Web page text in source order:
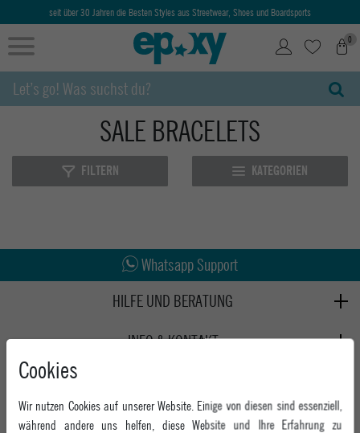
seit über 30 Jahren die Besten Styles aus Streetwear, Shoes und Boardsports
0
SALE BRACELETS
FILTERN KATEGORIEN
Whatsapp Support
HILFE UND BERATUNG
Gutscheine
Click & Collect
INFO & KONTAKT
Samstag: 10:00 - 17:00
Jobs
EPOXY STORES
Cookies
Wir nutzen Cookies auf unserer Website. Einige von diesen sind essenziell,
während andere uns helfen, diese Website und Ihre Erfahrung zu